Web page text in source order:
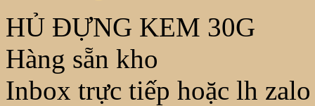
HỦ ĐỰNG KEM 30G
Hàng sẵn kho
Inbox trực tiếp hoặc lh